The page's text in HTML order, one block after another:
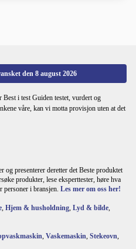
og presenterer deretter det Beste produktet
produkter, lese eksperttester, høre hva
personer i bransjen. Les mer om oss her!
, Hjem & husholdning, Lyd & bilde,
, Vaskemaskin, Stekeovn,
den 8 august 2026
i test Guiden testet, vurdert og
våre, kan vi motta provisjon uten at det